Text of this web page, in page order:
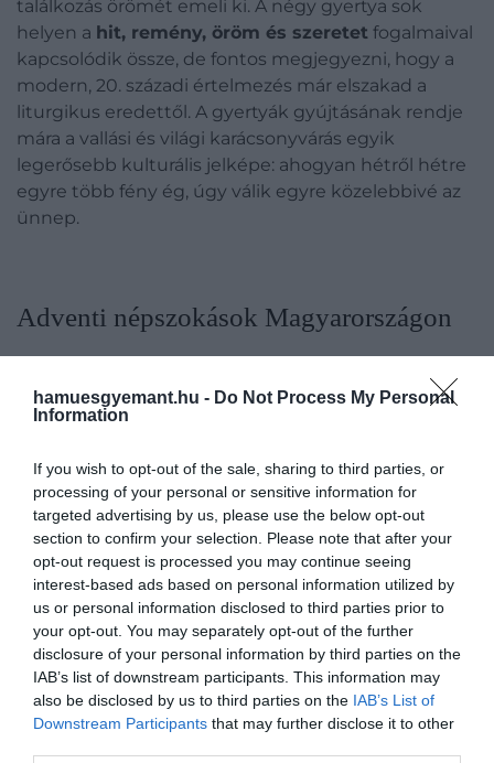
hamuesgyemant.hu - Do Not Process My Personal
Information
If you wish to opt-out of the sale, sharing to third parties, or
processing of your personal or sensitive information for
targeted advertising by us, please use the below opt-out
section to confirm your selection. Please note that after your
opt-out request is processed you may continue seeing
interest-based ads based on personal information utilized by
us or personal information disclosed to third parties prior to
your opt-out. You may separately opt-out of the further
disclosure of your personal information by third parties on the
IAB’s list of downstream participants. This information may
also be disclosed by us to third parties on the IAB’s List of
Downstream Participants that may further disclose it to other
találkozás örömét emeli ki. A négy gyertya sok
helyen a hit, remény, öröm és szeretet fogalmaival
kapcsolódik össze, de fontos megjegyezni, hogy a
modern, 20. századi értelmezés már elszakad a
liturgikus eredettől. A gyertyák gyújtásának rendje
mára a vallási és világi karácsonyvárás egyik
legerősebb kulturális jelképe: ahogyan hétről hétre
egyre több fény ég, úgy válik egyre közelebbivé az
ünnep.
Adventi népszokások Magyarországon
héten át tartó felkészülési időszaknak tekintette,
amelybentisztaság-, rend- és otthonteremtő
kezdték el kitakarítani és előkészíteni a házat az
ünnepre, elkészíteni bizonyos tartós ételeket vagy
előre megtervezni a családi együttlétet. Az
adakozás és a rászorulók támogatása szintén az
adventi időszakhoz kapcsolódó hagyomány volt:
egyes vidékekenélelmet vagy kisebb
ajándékokatvittek az időseknek, özvegyeknek,
egyedül élőknek.A néphit szerint az advent
heteiben különösen erős volt a jóslások és
hiedelmek szerepe
, főként a fiatal lányok körében: